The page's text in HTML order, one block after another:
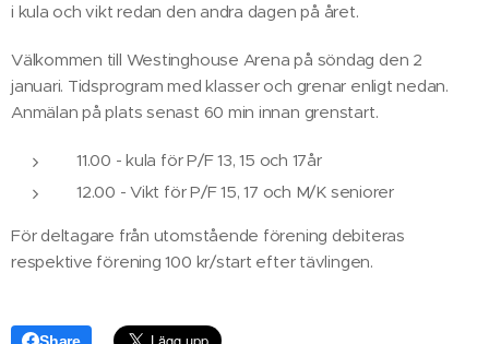
i kula och vikt redan den andra dagen på året.
Välkommen till Westinghouse Arena på söndag den 2
januari. Tidsprogram med klasser och grenar enligt nedan.
Anmälan på plats senast 60 min innan grenstart.
11.00 - kula för P/F 13, 15 och 17år
12.00 - Vikt för P/F 15, 17 och M/K seniorer
För deltagare från utomstående förening debiteras
respektive förening 100 kr/start efter tävlingen.